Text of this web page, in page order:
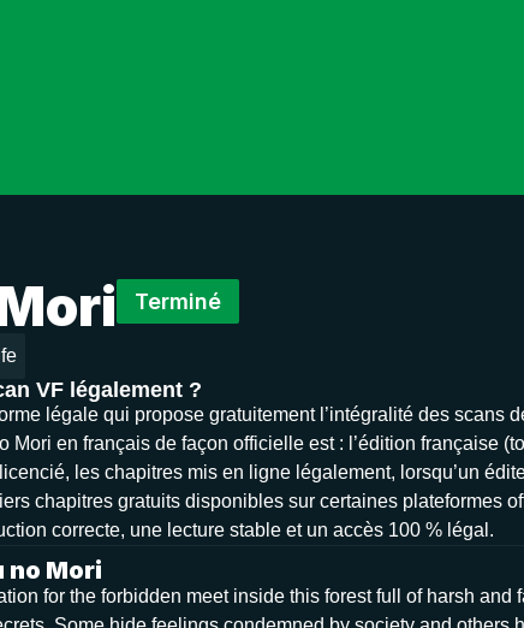
Terminé
VF légalement ?
légale qui propose gratuitement l’intégralité des scans
Mori en français de façon officielle est : l’édition française
les chapitres mis en ligne légalement, lorsqu’un
chapitres gratuits disponibles sur certaines plateformes
correcte, une lecture stable et un accès 100 % légal.
no Mori
for the forbidden meet inside this forest full of harsh and